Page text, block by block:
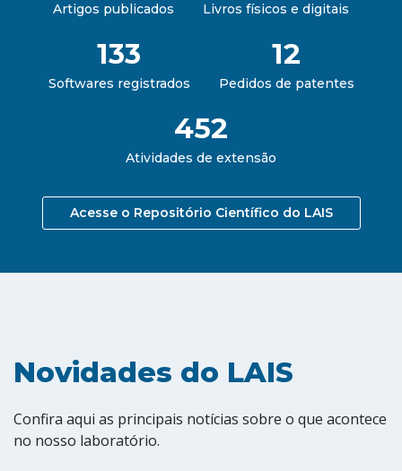
Artigos publicados Livros físicos e digitais
133
Softwares registrados
12
Pedidos de patentes
452
Atividades de extensão
Acesse o Repositório Científico do LAIS
Novidades do LAIS
Confira aqui as principais notícias sobre o que acontece
no nosso laboratório.